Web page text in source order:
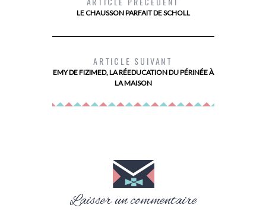
LE SECRET D’UN BRONZAGE QUI DURE
CORPS À L’HUILE DE COCO DE
PALMER’S
LE CHAUSSON PARFAIT DE SCHOLL
ARTICLE SUIVANT
EMY DE FIZIMED, LA RÉEDUCATION DU PÉRINÉE À
LA MAISON
Laisser un commentaire